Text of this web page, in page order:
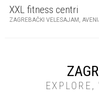
XXL fitness centri
ZAGREBAČKI VELESAJAM,